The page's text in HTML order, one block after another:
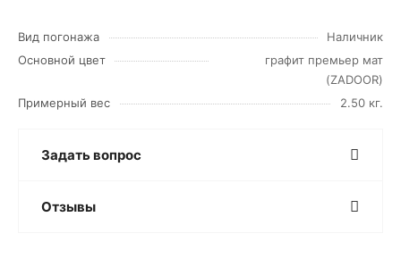
Вид погонажа
Наличник
Основной цвет
графит премьер мат
(ZADOOR)
Примерный вес
2.50 кг.
Задать вопрос
Отзывы